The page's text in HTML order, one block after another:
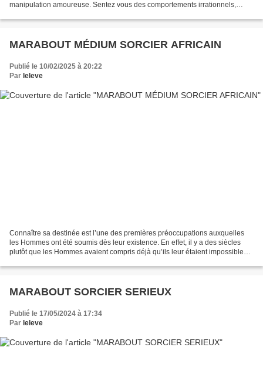
manipulation amoureuse. Sentez vous des comportements irrationnels,
MARABOUT MÉDIUM SORCIER AFRICAIN
Publié le 10/02/2025 à 20:22
Par leleve
Connaître sa destinée est l’une des premières préoccupations auxquelles
les Hommes ont été soumis dès leur existence. En effet, il y a des siècles
plutôt que les Hommes avaient compris déjà qu’ils leur étaient impossibles
MARABOUT SORCIER SERIEUX
Publié le 17/05/2024 à 17:34
Par leleve